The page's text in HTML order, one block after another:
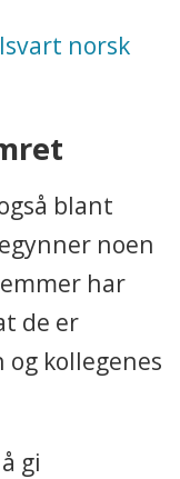
norsk
blant
noen
har
de er
kollegenes
gi